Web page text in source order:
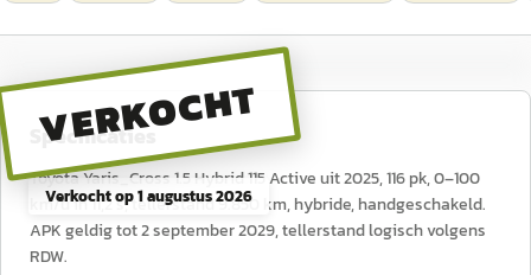
VERKOCHT
Verkocht op1 augustus 2026
Specificaties
Toyota Yaris_Cross 1.5 Hybrid 115 Active uit 2025, 116 pk, 0–100
km/u in 11,2 s, tellerstand 9.850 km, hybride, handgeschakeld.
APK geldig tot 2 september 2029, tellerstand logisch volgens
RDW.